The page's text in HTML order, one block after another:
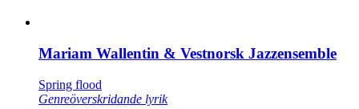
Mariam Wallentin & Vestnorsk Jazzensemble
Spring flood
Genreöverskridande lyrik